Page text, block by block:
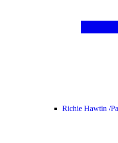
Richie Hawtin /